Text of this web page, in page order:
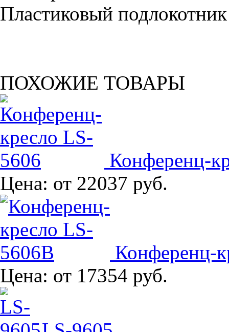
Пластиковый
ПОХОЖИЕ ТОВАРЫ
Конференц-
Цена: от 22037 руб.
Конференц-
Цена: от 17354 руб.